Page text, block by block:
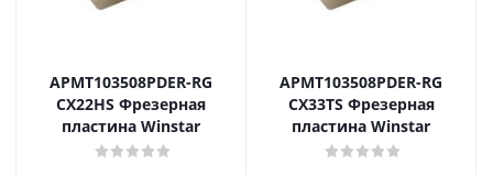
APMT103508PDER-RG
CX22HS Фрезерная
пластина Winstar
APMT103508PDER-RG
CX33TS Фрезерная
пластина Winstar